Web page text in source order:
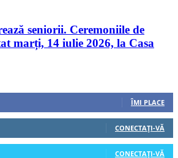
seniorii. Ceremoniile de
marți, 14 iulie 2026, la Casa
ÎMI PLACE
CONECTAȚI-VĂ
CONECTAȚI-VĂ